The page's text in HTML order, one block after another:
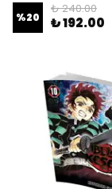
%20
₺ 240.00
₺ 192.00